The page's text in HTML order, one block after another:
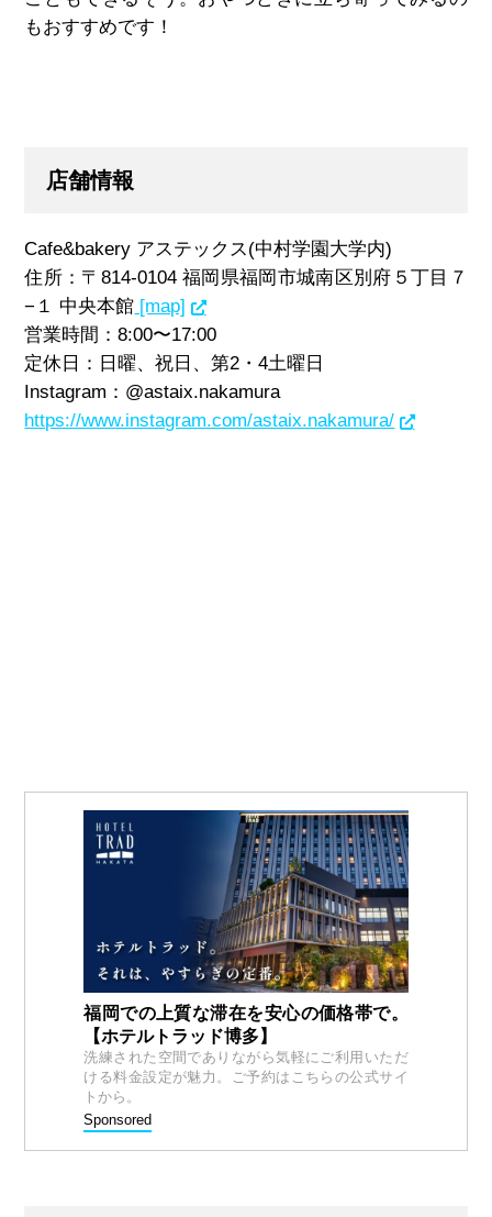
もおすすめです！
店舗情報
Cafe&bakery アステックス(中村学園大学内)
住所：〒814-0104 福岡県福岡市城南区別府５丁目７
−１ 中央本館 [map]
営業時間：8:00〜17:00
定休日：日曜、祝日、第2・4土曜日
Instagram：@astaix.nakamura
https://www.instagram.com/astaix.nakamura/
福岡での上質な滞在を安心の価格帯で。
【ホテルトラッド博多】
洗練された空間でありながら気軽にご利用いただ
ける料金設定が魅力。ご予約はこちらの公式サイ
トから。
Sponsored